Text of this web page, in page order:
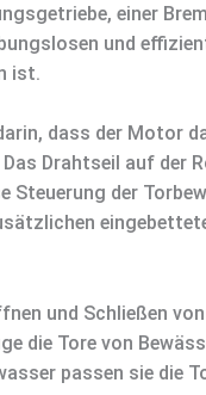
einer
und
ist.
dass der Motor
Drahtseil auf der
der
und Schließen
die Tore von
passen sie die